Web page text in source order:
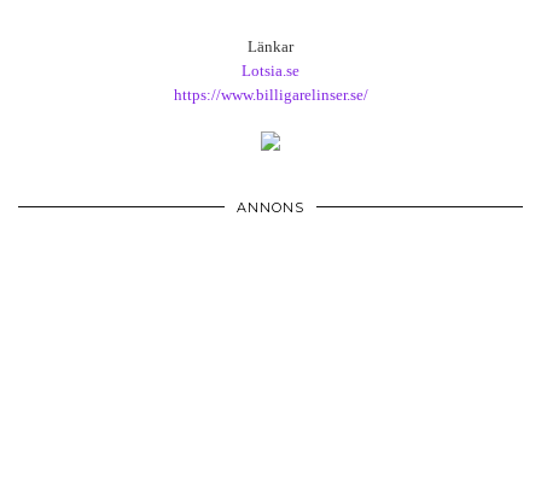
Länkar
Lotsia.se
https://www.billigarelinser.se/
ANNONS